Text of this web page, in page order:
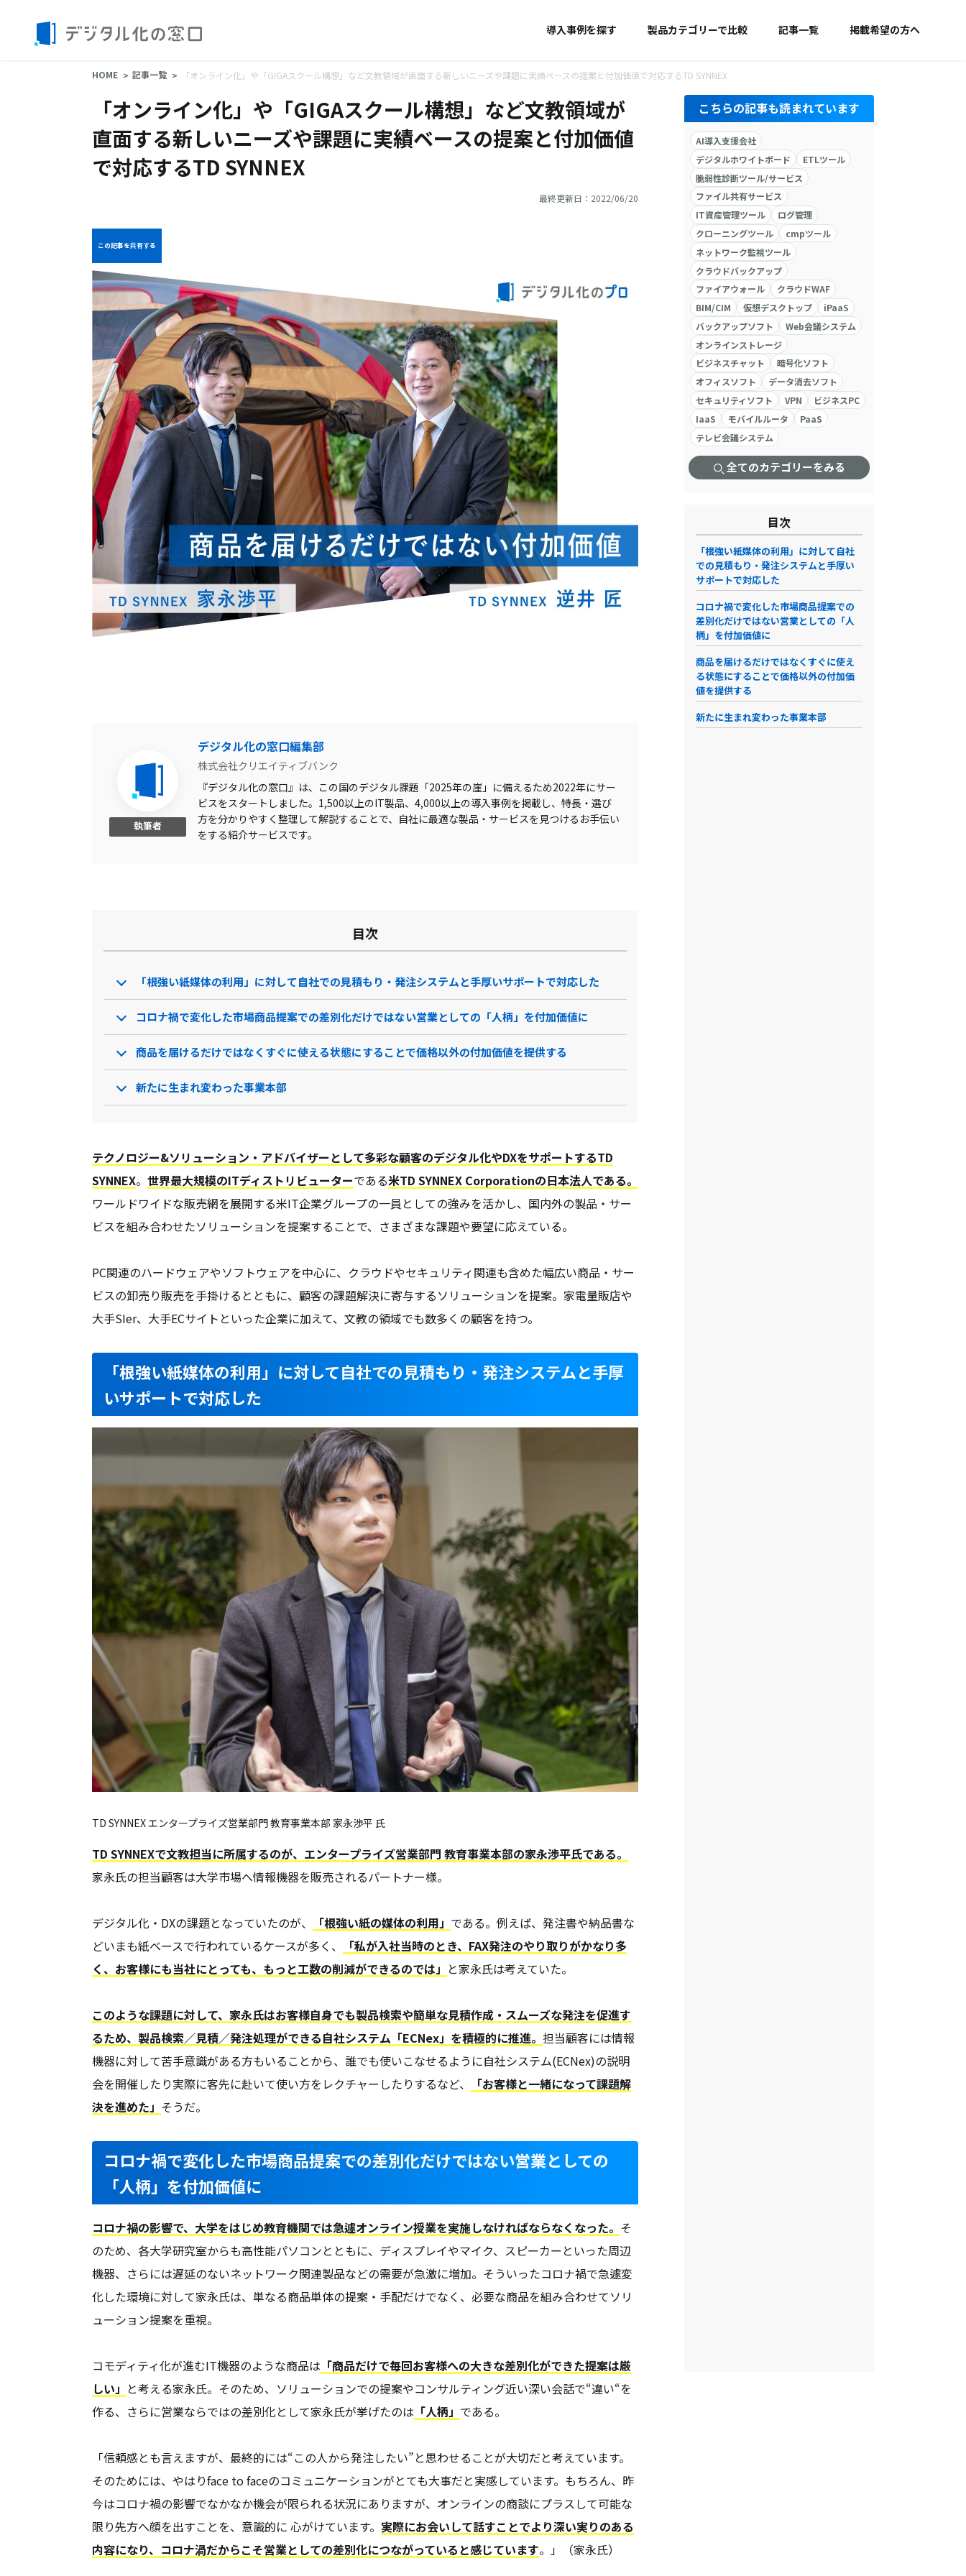
導入事例を探す 製品カテゴリーで比較 記事一覧 掲載希望の方へ
HOME 記事一覧 「オンライン化」や「GIGAスクール構想」など文教領域が直面する新しいニーズや課題に実績ベースの提案と付加価値で対応するTD SYNNEX
「オンライン化」や「GIGAスクール構想」など文教領域が
直面する新しいニーズや課題に実績ベースの提案と付加価値
で対応するTD SYNNEX
最終更新日：2022/06/20
この記事を共有する
執筆者
デジタル化の窓口編集部
株式会社クリエイティブバンク
『デジタル化の窓口』は、この国のデジタル課題「2025年の崖」に備えるため2022年にサー
ビスをスタートしました。1,500以上のIT製品、4,000以上の導入事例を掲載し、特長・選び
方を分かりやすく整理して解説することで、自社に最適な製品・サービスを見つけるお手伝い
をする紹介サービスです。
目次
「根強い紙媒体の利用」に対して自社での見積もり・発注システムと手厚いサポートで対応した
コロナ禍で変化した市場商品提案での差別化だけではない営業としての「人柄」を付加価値に
商品を届けるだけではなくすぐに使える状態にすることで価格以外の付加価値を提供する
新たに生まれ変わった事業本部
テクノロジー&ソリューション・アドバイザーとして多彩な顧客のデジタル化やDXをサポートするTD
SYNNEX。 世界最大規模のITディストリビューターである米TD SYNNEX Corporationの日本法人である。
ワールドワイドな販売網を展開する米IT企業グループの一員としての強みを活かし、国内外の製品・サー
ビスを組み合わせたソリューションを提案することで、さまざまな課題や要望に応えている。
PC関連のハードウェアやソフトウェアを中心に、クラウドやセキュリティ関連も含めた幅広い商品・サー
ビスの卸売り販売を手掛けるとともに、顧客の課題解決に寄与するソリューションを提案。家電量販店や
大手SIer、大手ECサイトといった企業に加えて、文教の領域でも数多くの顧客を持つ。
「根強い紙媒体の利用」に対して自社での見積もり・発注システムと手厚
いサポートで対応した
TD SYNNEX エンタープライズ営業部門 教育事業本部 家永渉平 氏
TD SYNNEXで文教担当に所属するのが、エンタープライズ営業部門 教育事業本部の家永渉平氏である。
家永氏の担当顧客は大学市場へ情報機器を販売されるパートナー様。
デジタル化・DXの課題となっていたのが、 「根強い紙の媒体の利用」 である。例えば、発注書や納品書な
どいまも紙ベースで行われているケースが多く、
「私が入社当時のとき、FAX発注のやり取りがかなり多
く、お客様にも当社にとっても、もっと工数の削減ができるのでは」 と家永氏は考えていた。
このような課題に対して、家永氏はお客様自身でも製品検索や簡単な見積作成・スムーズな発注を促進す
るため、製品検索／見積／発注処理ができる自社システム「ECNex」を積極的に推進。 担当顧客には情報
機器に対して苦手意識がある方もいることから、誰でも使いこなせるように自社システム(ECNex)の説明
会を開催したり実際に客先に赴いて使い方をレクチャーしたりするなど、
「お客様と一緒になって課題解
決を進めた」 そうだ。
コロナ禍で変化した市場商品提案での差別化だけではない営業としての
「人柄」を付加価値に
コロナ禍の影響で、大学をはじめ教育機関では急遽オンライン授業を実施しなければならなくなった。 そ
のため、各大学研究室からも高性能パソコンとともに、ディスプレイやマイク、スピーカーといった周辺
機器、さらには遅延のないネットワーク関連製品などの需要が急激に増加。そういったコロナ禍で急遽変
化した環境に対して家永氏は、単なる商品単体の提案・手配だけでなく、必要な商品を組み合わせてソリ
ューション提案を重視。
コモディティ化が進むIT機器のような商品は 「商品だけで毎回お客様への大きな差別化ができた提案は厳
しい」 と考える家永氏。そのため、ソリューションでの提案やコンサルティング近い深い会話で“違い“を
作る、さらに営業ならではの差別化として家永氏が挙げたのは 「人柄」 である。
「信頼感とも言えますが、最終的には“この人から発注したい”と思わせることが大切だと考えています。
そのためには、やはりface to faceのコミュニケーションがとても大事だと実感しています。もちろん、昨
今はコロナ禍の影響でなかなか機会が限られる状況にありますが、オンラインの商談にプラスして可能な
限り先方へ顔を出すことを、意識的に 心がけています。 実際にお会いして話すことでより深い実りのある
内容になり、コロナ渦だからこそ営業としての差別化につながっていると感じています。」（家永氏）
こちらの記事も読まれています
AI導入支援会社
デジタルホワイトボード
ETLツール
脆弱性診断ツール/サービス
ファイル共有サービス
IT資産管理ツール
ログ管理
クローニングツール
cmpツール
ネットワーク監視ツール
クラウドバックアップ
ファイアウォール
クラウドWAF
BIM/CIM
仮想デスクトップ
iPaaS
バックアップソフト
Web会議システム
オンラインストレージ
ビジネスチャット
暗号化ソフト
オフィスソフト
データ消去ソフト
セキュリティソフト
VPN
ビジネスPC
IaaS
モバイルルータ
PaaS
テレビ会議システム
全てのカテゴリーをみる
目次
「根強い紙媒体の利用」に対して自社
での見積もり・発注システムと手厚い
サポートで対応した
コロナ禍で変化した市場商品提案での
差別化だけではない営業としての「人
柄」を付加価値に
商品を届けるだけではなくすぐに使え
る状態にすることで価格以外の付加価
値を提供する
新たに生まれ変わった事業本部